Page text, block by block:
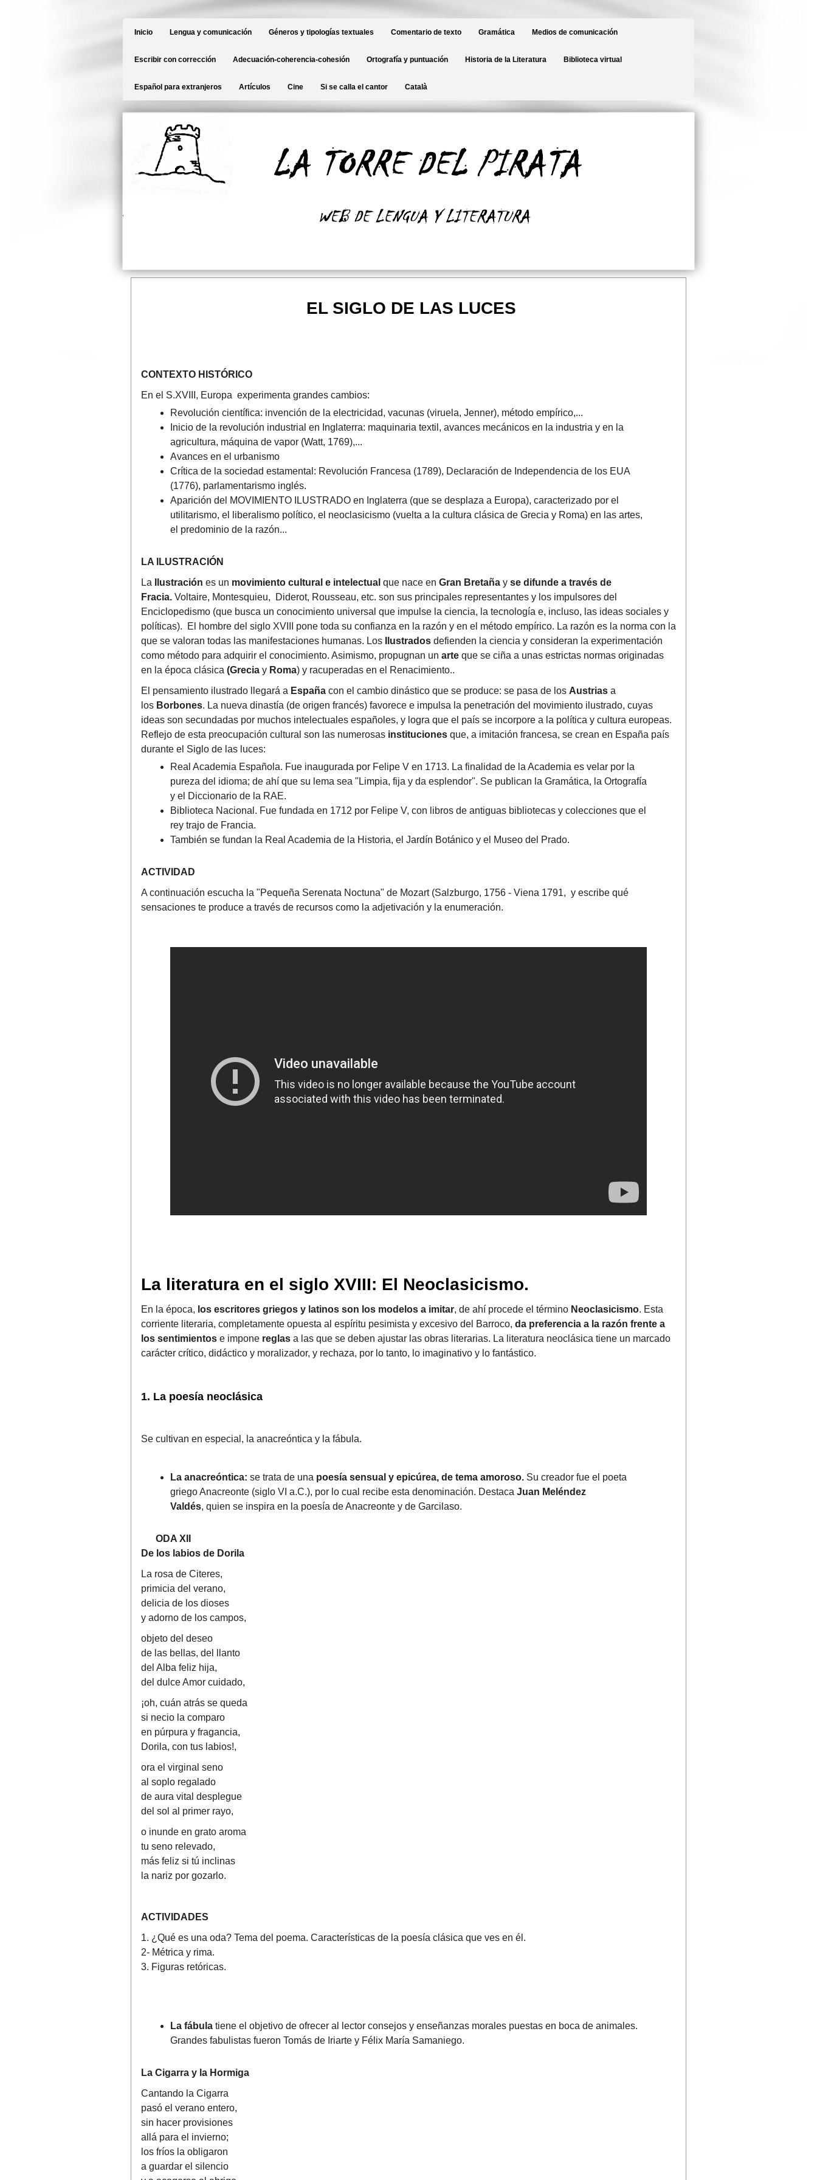
Inicio Lengua y comunicación Géneros y tipologías textuales Comentario de texto Gramática Medios de comunicación
Escribir con corrección Adecuación-coherencia-cohesión Ortografía y puntuación Historia de la Literatura Biblioteca virtual
Español para extranjeros Artículos Cine Si se calla el cantor Català
EL SIGLO DE LAS LUCES
CONTEXTO HISTÓRICO
En el S.XVIII, Europa experimenta grandes cambios:
Revolución científica: invención de la electricidad, vacunas (viruela, Jenner), método empírico,...
Inicio de la revolución industrial en Inglaterra: maquinaria textil, avances mecánicos en la industria y en la
agricultura, máquina de vapor (Watt, 1769),...
Avances en el urbanismo
Crítica de la sociedad estamental: Revolución Francesa (1789), Declaración de Independencia de los EUA
(1776), parlamentarismo inglés.
Aparición del MOVIMIENTO ILUSTRADO en Inglaterra (que se desplaza a Europa), caracterizado por el
utilitarismo, el liberalismo político, el neoclasicismo (vuelta a la cultura clásica de Grecia y Roma) en las artes,
el predominio de la razón...
LA ILUSTRACIÓN
La
Ilustración es un movimiento cultural e intelectual que nace en Gran Bretaña y se difunde a través de
Fracia. Voltaire, Montesquieu, Diderot, Rousseau, etc. son sus principales representantes y los impulsores del
Enciclopedismo (que busca un conocimiento universal que impulse la ciencia, la tecnología e, incluso, las ideas sociales y
políticas).
El hombre del siglo XVIII pone toda su confianza en la razón y en el método empírico. La razón es la norma con la
que se valoran todas las manifestaciones humanas. Los
Ilustrados defienden la ciencia y consideran la experimentación
como método para adquirir el conocimiento. Asimismo, propugnan un arte que se ciña a unas estrictas normas originadas
en la época clásica (Grecia y Roma) y racuperadas en el Renacimiento..
El pensamiento ilustrado llegará a España con el cambio dinástico que se produce: se pasa de los Austrias a
los Borbones. La nueva dinastía (de origen francés) favorece e impulsa la penetración del movimiento ilustrado, cuyas
ideas son secundadas por muchos intelectuales españoles, y logra que el país se incorpore a la política y cultura europeas.
Reflejo de esta preocupación cultural son las numerosas instituciones que, a imitación francesa, se crean en España país
durante el Siglo de las luces:
Real Academia Española. Fue inaugurada por Felipe V en 1713. La finalidad de la Academia es velar por la
pureza del idioma; de ahí que su lema sea "Limpia, fija y da esplendor". Se publican la Gramática, la Ortografía
y el Diccionario de la RAE.
Biblioteca Nacional. Fue fundada en 1712 por Felipe V, con libros de antiguas bibliotecas y colecciones que el
rey trajo de Francia.
También se fundan la Real Academia de la Historia, el Jardín Botánico y el Museo del Prado.
ACTIVIDAD
A continuación escucha la "Pequeña Serenata Noctuna" de Mozart (Salzburgo, 1756 - Viena 1791, y escribe qué
sensaciones te produce a través de recursos como la adjetivación y la enumeración.
La literatura en el siglo XVIII: El Neoclasicismo.
En la época, los escritores griegos y latinos son los modelos a imitar, de ahí procede el término Neoclasicismo. Esta
corriente literaria, completamente opuesta al espíritu pesimista y excesivo del Barroco, da preferencia a la razón frente a
los sentimientos e impone reglas a las que se deben ajustar las obras literarias. La literatura neoclásica tiene un marcado
carácter crítico, didáctico y moralizador, y rechaza, por lo tanto, lo imaginativo y lo fantástico.
1. La poesía neoclásica
Se cultivan en especial, la anacreóntica y la fábula.
La anacreóntica: se trata de una poesía sensual y epicúrea, de tema amoroso. Su creador fue el poeta
griego Anacreonte (siglo VI a.C.), por lo cual recibe esta denominación. Destaca Juan Meléndez
Valdés, quien se inspira en la poesía de Anacreonte y de Garcilaso.
ODA XII
De los labios de Dorila
La rosa de Citeres,
primicia del verano,
delicia de los dioses
y adorno de los campos,
objeto del deseo
de las bellas, del llanto
del Alba feliz hija,
del dulce Amor cuidado,
¡oh, cuán atrás se queda
si necio la comparo
en púrpura y fragancia,
Dorila, con tus labios!,
ora el virginal seno
al soplo regalado
de aura vital desplegue
del sol al primer rayo,
o inunde en grato aroma
tu seno relevado,
más feliz si tú inclinas
la nariz por gozarlo.
ACTIVIDADES
1. ¿Qué es una oda? Tema del poema. Características de la poesía clásica que ves en él.
2- Métrica y rima.
3. Figuras retóricas.
La fábula tiene el objetivo de ofrecer al lector consejos y enseñanzas morales puestas en boca de animales.
Grandes fabulistas fueron Tomás de Iriarte y Félix María Samaniego.
La Cigarra y la Hormiga
Cantando la Cigarra
pasó el verano entero,
sin hacer provisiones
allá para el invierno;
los fríos la obligaron
a guardar el silencio